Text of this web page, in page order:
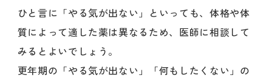
ひと言に「やる気が出ない」といっても、体格や体
質によって適した薬は異なるため、医師に相談して
みるとよいでしょう。
更年期の「やる気が出ない」「何もしたくない」の